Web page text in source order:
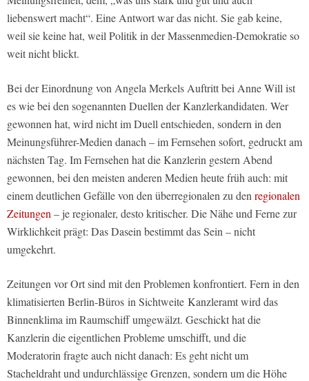
liebenswert macht“. Eine Antwort war das nicht. Sie gab keine,
weil sie keine hat, weil Politik in der Massenmedien-Demokratie so
weit nicht blickt.
Bei der Einordnung von Angela Merkels Auftritt bei Anne Will ist
es wie bei den sogenannten Duellen der Kanzlerkandidaten. Wer
gewonnen hat, wird nicht im Duell entschieden, sondern in den
Meinungsführer-Medien danach – im Fernsehen sofort, gedruckt am
nächsten Tag. Im Fernsehen hat die Kanzlerin gestern Abend
gewonnen, bei den meisten anderen Medien heute früh auch: mit
einem deutlichen Gefälle von den überregionalen zu den regionalen
Zeitungen – je regionaler, desto kritischer. Die Nähe und Ferne zur
Wirklichkeit prägt: Das Dasein bestimmt das Sein – nicht
umgekehrt.
Zeitungen vor Ort sind mit den Problemen konfrontiert. Fern in den
klimatisierten Berlin-Büros in Sichtweite Kanzleramt wird das
Binnenklima im Raumschiff umgewälzt. Geschickt hat die
Kanzlerin die eigentlichen Probleme umschifft, und die
Moderatorin fragte auch nicht danach: Es geht nicht um
Stacheldraht und undurchlässige Grenzen, sondern um die Höhe